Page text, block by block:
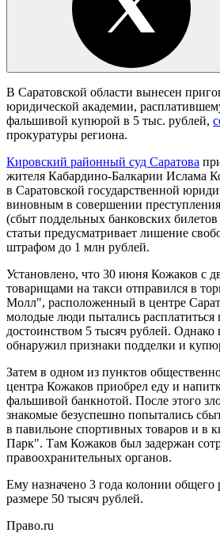
В Саратовской области вынесен
юридической академии,
фальшивой купюрой в 5 тыс. рублей,
прокуратуры региона.
Кировский районный суд Саратова
жителя Кабардино-Балкарии Ислама
в Саратовской государственной
виновным в совершении
(сбыт поддельных банковских
статьи предусматривает лишение
штрафом до 1 млн рублей.
Установлено, что 30 июня Кожаков с
товарищами на такси отправился в
Молл", расположенный в центре
молодые люди пытались расплатиться
достоинством 5 тысяч рублей. Однако
обнаружил признаки подделки и
Затем в одном из пунктов
центра Кожаков приобрел еду и
фальшивой банкнотой. После этого
знакомые безуспешно попытались
в павильоне спортивных товаров и в
Парк". Там Кожаков был задержан
правоохранительных органов.
Ему назначено 3 года колонии
размере 50 тысяч рублей.
Право.ru